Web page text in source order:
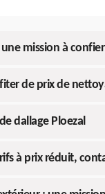
mission à confier
de prix de
dallage Ploezal
à prix réduit,